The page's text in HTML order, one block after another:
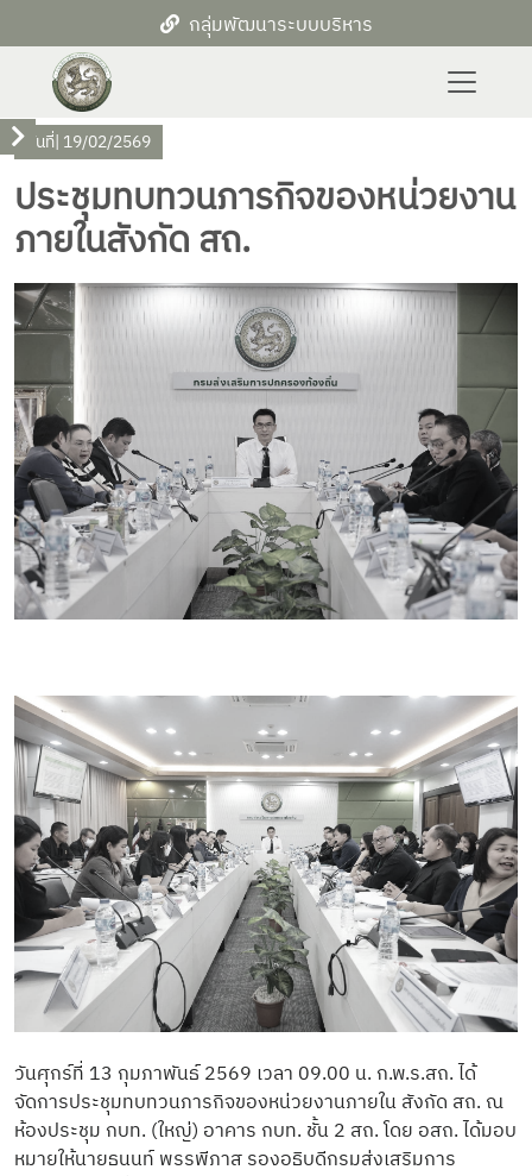
กลุ่มพัฒนาระบบบริหาร
วันที่| 19/02/2569
ประชุมทบทวนภารกิจของหน่วยงาน
ภายในสังกัด สถ.
วันศุกร์ที่ 13 กุมภาพันธ์ 2569 เวลา 09.00 น. ก.พ.ร.สถ. ได้
จัดการประชุมทบทวนภารกิจของหน่วยงานภายใน สังกัด สถ. ณ
ห้องประชุม กบท. (ใหญ่) อาคาร กบท. ชั้น 2 สถ. โดย อสถ. ได้มอบ
หมายให้นายธนนท์ พรรพีภาส รองอธิบดีกรมส่งเสริมการ